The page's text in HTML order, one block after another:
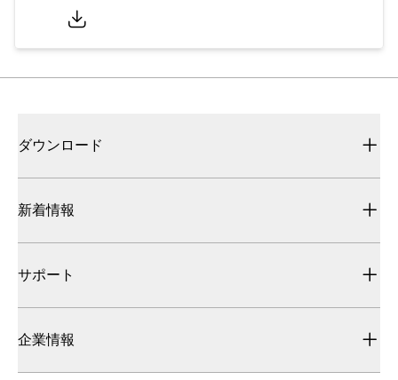
ダウンロード
新着情報
サポート
企業情報